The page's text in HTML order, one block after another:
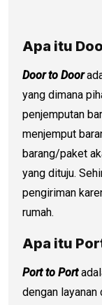
Apa itu
Door to Door
yang dimana
penjemputan
menjemput
barang/paket
yang dituju.
pengiriman
rumah.
Apa itu
Port to Port
dengan